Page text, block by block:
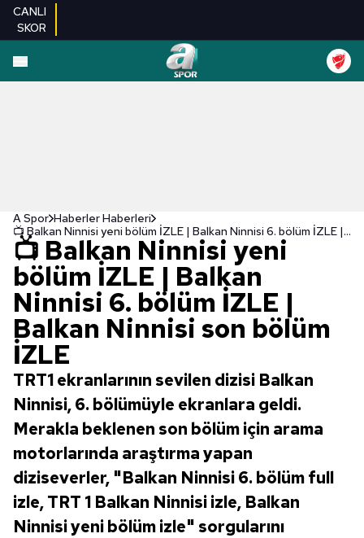
CANLI
SKOR
A Spor Haberler Haberleri
📺 Balkan Ninnisi yeni bölüm İZLE | Balkan Ninnisi 6. bölüm İZLE | Balkan Ninnisi son bölüm İZLE
📺 Balkan Ninnisi yeni
bölüm İZLE | Balkan
Ninnisi 6. bölüm İZLE |
Balkan Ninnisi son bölüm
İZLE
TRT1 ekranlarının sevilen dizisi Balkan
Ninnisi, 6. bölümüyle ekranlara geldi.
Merakla beklenen son bölüm için arama
motorlarında araştırma yapan
diziseverler, "Balkan Ninnisi 6. bölüm full
izle, TRT 1 Balkan Ninnisi izle, Balkan
Ninnisi yeni bölüm izle" sorgularını